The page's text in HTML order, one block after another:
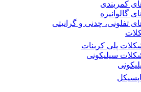
کمربندی
گالوانیزه
تفلونی، چدنی و گرانیتی
پلی کربنات
سیلیکونی